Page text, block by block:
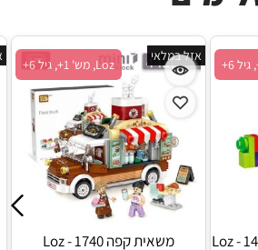
Loz, מש' 1+, גיל 6+
אזל במלאי
משאית קפה 1740 - Loz